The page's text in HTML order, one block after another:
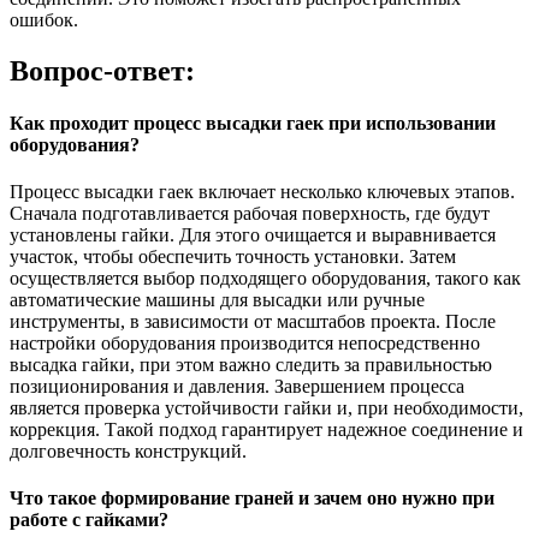
ошибок.
Вопрос-ответ:
Как проходит процесс высадки гаек при использовании
оборудования?
Процесс высадки гаек включает несколько ключевых этапов.
Сначала подготавливается рабочая поверхность, где будут
установлены гайки. Для этого очищается и выравнивается
участок, чтобы обеспечить точность установки. Затем
осуществляется выбор подходящего оборудования, такого как
автоматические машины для высадки или ручные
инструменты, в зависимости от масштабов проекта. После
настройки оборудования производится непосредственно
высадка гайки, при этом важно следить за правильностью
позиционирования и давления. Завершением процесса
является проверка устойчивости гайки и, при необходимости,
коррекция. Такой подход гарантирует надежное соединение и
долговечность конструкций.
Что такое формирование граней и зачем оно нужно при
работе с гайками?